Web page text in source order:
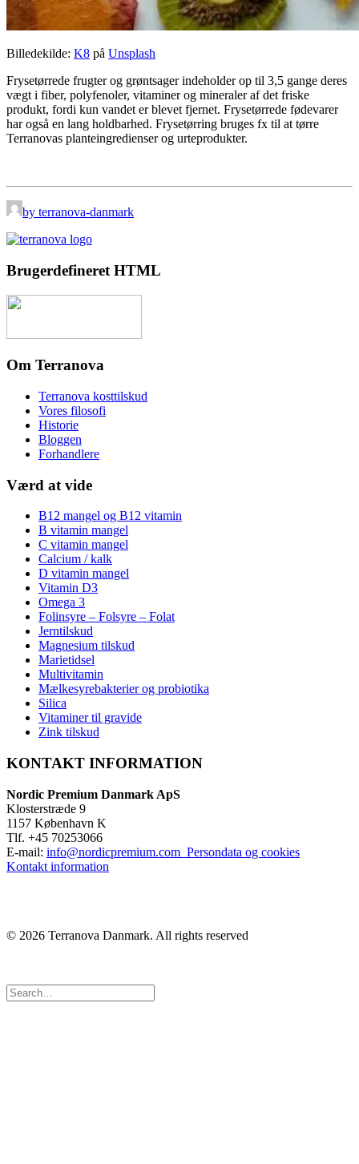
Billedekilde: K8 på Unsplash
Frysetørrede frugter og grøntsager indeholder op til 3,5 gange deres
vægt i fiber, polyfenoler, vitaminer og mineraler af det friske
produkt, fordi kun vandet er blevet fjernet. Frysetørrede fødevarer
har også en lang holdbarhed. Frysetørring bruges fx til at tørre
Terranovas planteingredienser og urteprodukter.
by terranova-danmark
Brugerdefineret HTML
Om Terranova
Terranova kosttilskud
Vores filosofi
Historie
Bloggen
Forhandlere
Værd at vide
B12 mangel og B12 vitamin
B vitamin mangel
C vitamin mangel
Calcium / kalk
D vitamin mangel
Vitamin D3
Omega 3
Folinsyre – Folsyre – Folat
Jerntilskud
Magnesium tilskud
Marietidsel
Multivitamin
Mælkesyrebakterier og probiotika
Silica
Vitaminer til gravide
Zink tilskud
KONTAKT INFORMATION
Nordic Premium Danmark ApS
Klosterstræde 9
1157 København K
Tlf. +45 70253066
E-mail: info@nordicpremium.com Persondata og cookies
Kontakt information
© 2026 Terranova Danmark. All rights reserved